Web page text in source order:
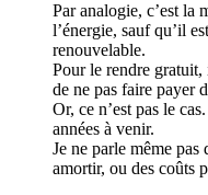
Par analogie, c’est la
l’énergie, sauf qu’il
renouvelable.
Pour le rendre gratuit,
de ne pas faire payer
Or, ce n’est pas le
années à venir.
Je ne parle même
amortir, ou des coûts